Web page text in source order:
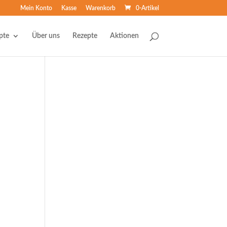
Mein Konto Kasse Warenkorb 0-Artikel
Über uns Rezepte Aktionen